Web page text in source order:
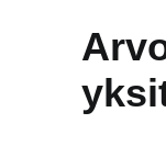
Heti vapaat Škoda-mallit